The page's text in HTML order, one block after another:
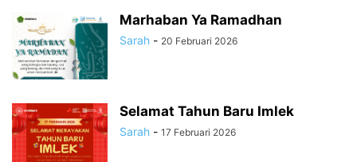
Marhaban Ya Ramadhan
Sarah - 20 Februari 2026
Selamat Tahun Baru Imlek
Sarah - 17 Februari 2026